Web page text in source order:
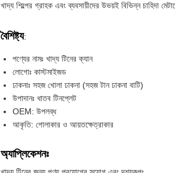
খাদ্য শিল্পের গ্রাহক এবং ব্যবসায়ীদের উভয়ই বিভিন্ন চাহিদা
বৈশিষ্ট্য:
পণ্যের নামঃ খাদ্য টিনের ক্যান
লোগোঃ কাস্টমাইজড
ঢাকনাঃ সহজ খোলা ঢাকনা (সহজ টান ঢাকনা বাটি)
উপাদানঃ ধাতব টিনপ্লেট
OEM: উপলব্ধ
আকৃতি: গোলাকার ও আয়তক্ষেত্রাকার
অ্যাপ্লিকেশনঃ